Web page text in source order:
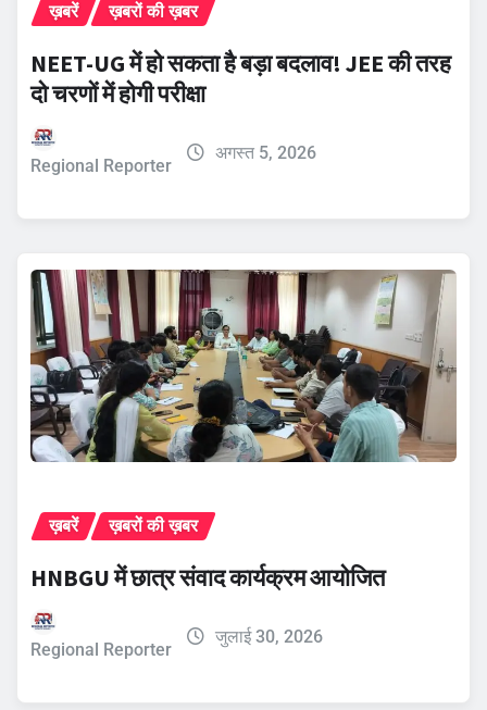
ख़बरें ख़बरों की ख़बर
NEET-UG में हो सकता है बड़ा बदलाव! JEE की तरह
दो चरणों में होगी परीक्षा
Regional Reporter
अगस्त 5, 2026
ख़बरें ख़बरों की ख़बर
HNBGU में छात्र संवाद कार्यक्रम आयोजित
Regional Reporter
जुलाई 30, 2026